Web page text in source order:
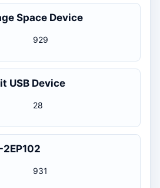
Space Device
929
USB Device
28
931